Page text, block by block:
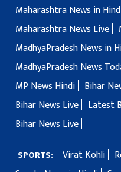
Maharashtra News in
Maharashtra News Live
MadhyaPradesh News in
MadhyaPradesh News
MP News Hindi
Bihar
Bihar News Live
Latest
Bihar News Live
SPORTS: Virat Kohli